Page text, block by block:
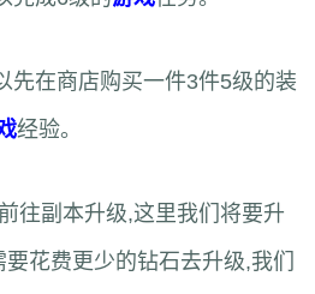
先在商店购买一件3件5级的装
经验。
往副本升级,这里我们将要升
花费更少的钻石去升级,我们